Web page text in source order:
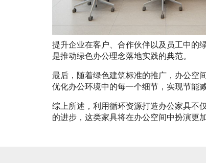
提升企业在客户、合作伙伴以及员工中的
是推动绿色办公理念落地实践的典范。
最后，随着绿色建筑标准的推广，办公空
优化办公环境中的每一个细节，实现节能
综上所述，利用循环资源打造办公家具不
的进步，这类家具将在办公空间中扮演更